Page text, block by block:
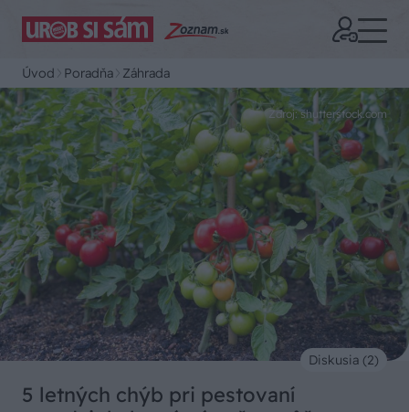
Úvod Poradňa Záhrada
Zdroj: shutterstock.com
5 letných chýb pri pestovaní
Diskusia (2)